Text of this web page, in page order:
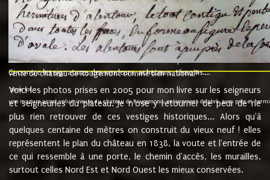
et chavannes conseiller du roy au parlement de Bourgogne, present et
que le dit seigneur Baron de la Vellière a sur ses hommes, indivisables et
de la Velliere tout ainsi et comme le dit seigneur Baron et ses
présent......"
suivent les rentes, donation des terriers, etc... au prix de 880 livre louis
Ci contre les signatures des vendeurs, acheteurs, témoins....
vente du château de Rougemont comme bien national9.
"3ème lot
une mazure assez volumineuse du chateau de Rougemond, entierement delabré, avec près et
Voici les photos prises en 2005 pour mon livre sur les seigneurs
et seigneuries du plateau. Je n'ose y retourner de peur de ne
plus rien retrouver de ces vestiges historiques... Alors qu'à
quelques centaine de mètres on construit du vieux neuf ! elles
représentent le plan du château en 1838, la voute et l'entrée de
ce qui ressemble à une porte, le chemin d'accès, les murailles,
surtout celles Nord Est et Nord Ouest les mieux conservées.